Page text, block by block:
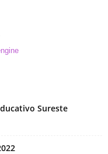
Sureste